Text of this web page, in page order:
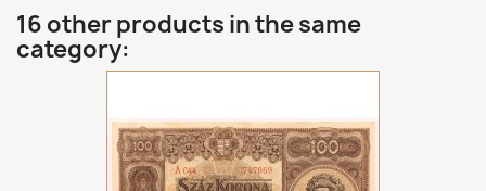
16 other products in the same
category: